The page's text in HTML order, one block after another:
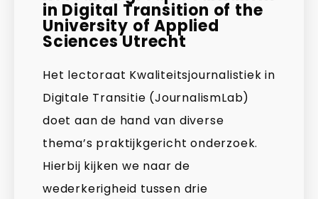
in Digital Transition of the
University of Applied
Sciences Utrecht
Het lectoraat Kwaliteitsjournalistiek in
Digitale Transitie (JournalismLab)
doet aan de hand van diverse
thema’s praktijkgericht onderzoek.
Hierbij kijken we naar de
wederkerigheid tussen drie